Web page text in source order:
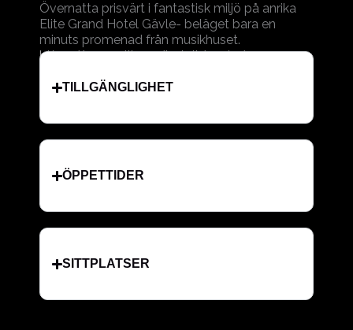
Övernatta prisvärt i fantastisk miljö på anrika
Elite Grand Hotel Gävle- beläget bara en
minuts promenad från musikhuset.
https://www.elite.se/hotell/gavle/
TILLGÄNGLIGHET
ÖPPETTIDER
SITTPLATSER